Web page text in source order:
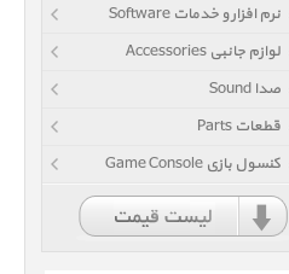
نرم افزار و خدمات Software
لوازم جانبی Accessories
صدا Sound
قطعات Parts
کنسول بازی Game Console